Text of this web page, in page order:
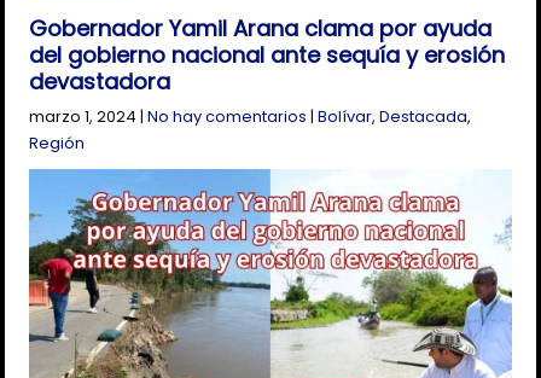
Gobernador Yamil Arana clama por ayuda
del gobierno nacional ante sequía y erosión
devastadora
marzo 1, 2024 |No hay comentarios |Bolívar,Destacada,
Región